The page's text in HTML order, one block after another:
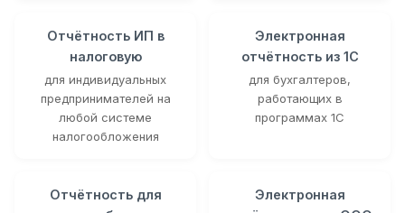
Отчётность ИП в
налоговую
для индивидуальных
предпринимателей на
любой системе
налогообложения
Электронная
отчётность из 1С
для бухгалтеров,
работающих в
программах 1С
Отчётность для
Электронная